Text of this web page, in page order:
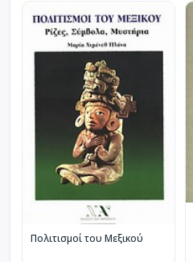
Πολιτισμοί του Μεξικού